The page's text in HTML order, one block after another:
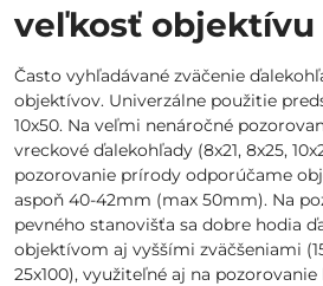
veľkosť objektívu
Často vyhľadávané zväčenie
objektívov. Univerzálne použitie
10x50. Na veľmi nenáročné
vreckové ďalekohľady (8x21, 8x25,
pozorovanie prírody odporúčame
aspoň 40-42mm (max 50mm). Na
pevného stanovišťa sa dobre hodia
objektívom aj vyššími zväčšeniami
25x100), využiteľné aj na